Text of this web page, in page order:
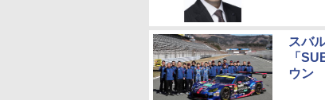
スバ
「
ウン